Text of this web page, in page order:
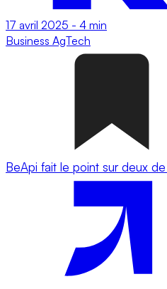
17 avril 2025 - 4 min
Business AgTech
BeApi fait le point sur deux